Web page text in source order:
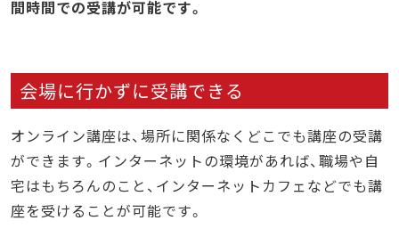
間時間での受講が可能です。
会場に行かずに受講できる
オンライン講座は、場所に関係なくどこでも講座の受講
ができます。インターネットの環境があれば、職場や自
宅はもちろんのこと、インターネットカフェなどでも講
座を受けることが可能です。